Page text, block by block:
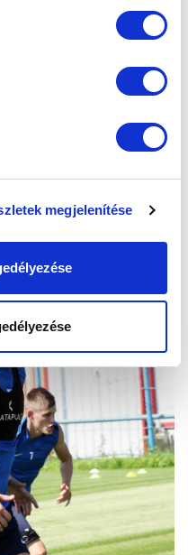
megjelenítése